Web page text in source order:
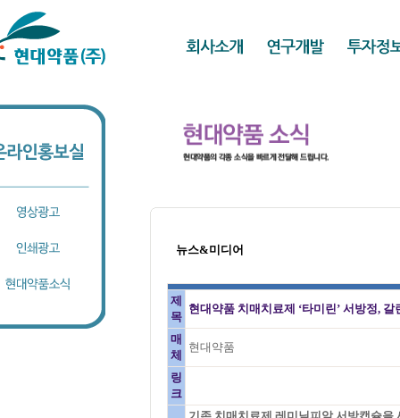
뉴스&미디어
제
목
현대약품 치매치료제 ‘타미린’ 서방정,
매
체
현대약품
링
크